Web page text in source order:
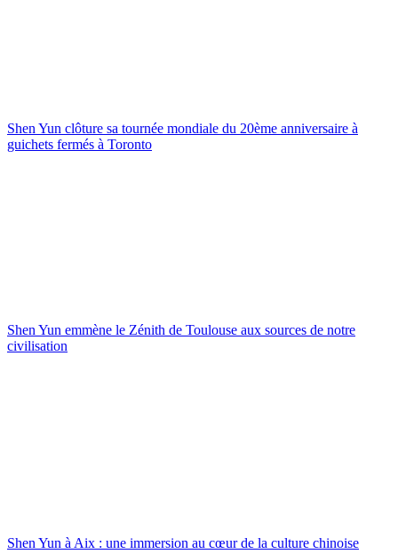
Shen Yun clôture sa tournée mondiale du 20ème anniversaire à
guichets fermés à Toronto
Shen Yun emmène le Zénith de Toulouse aux sources de notre
civilisation
Shen Yun à Aix : une immersion au cœur de la culture chinoise